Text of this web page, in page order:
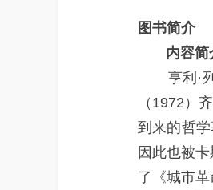
图书简介
内容简
亨利·列
（1972）
到来的哲
因此也被
了《城市